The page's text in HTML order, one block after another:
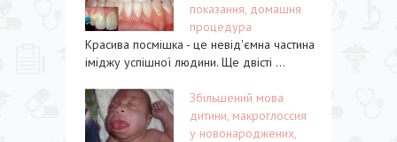
показання, домашня
процедура
Красива посмішка - це невід'ємна частина
іміджу успішної людини. Ще двісті ...
Збільшений мова
дитини, макроглоссия
у новонароджених,